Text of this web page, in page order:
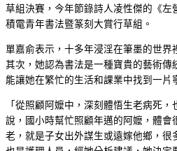
草組決賽，今年節錄詩人凌性傑的《左
積電青年書法暨篆刻大賞行草組。
單嘉俞表示，十多年浸淫在筆墨的世界
其次，她認為書法是一種寶貴的藝術傳
能讓她在繁忙的生活和課業中找到一片
「從照顧阿嬤中，深刻體悟生老病死
說，國小時幫忙照顧年邁的阿嬤，體會
老，就是子女出外謀生或遠嫁他鄉，很